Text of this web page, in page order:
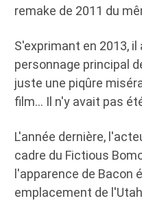
remake de 2011 du
S'exprimant en 2013,
personnage principal
juste une piqûre
film… Il n'y avait pas
L'année dernière,
cadre du Fictious
l'apparence de Bacon
emplacement de